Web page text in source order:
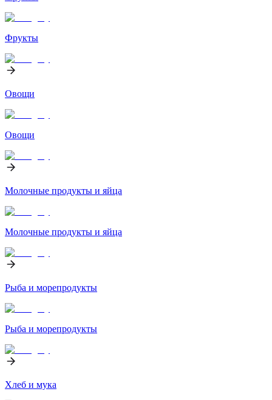
Фрукты
Овощи
Овощи
Молочные продукты и яйца
Молочные продукты и яйца
Рыба и морепродукты
Рыба и морепродукты
Хлеб и мука